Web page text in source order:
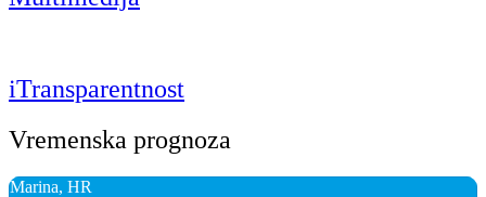
iTransparentnost
Vremenska prognoza
Marina, HR